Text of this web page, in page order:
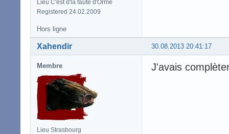
Lieu C'est d'la faute d'Orme
Registered 24.02.2009
Hors ligne
30.08.2013 20:41:17
Xahendir
Membre
Lieu Strasbourg
J'avais